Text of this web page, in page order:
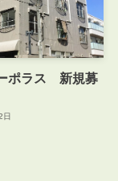
ポラス 新規募
日